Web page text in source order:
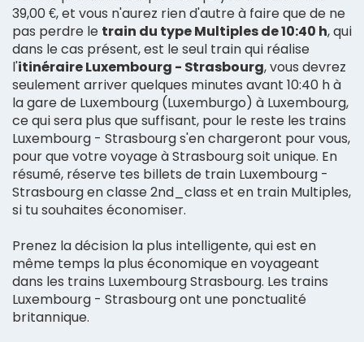
39,00 €, et vous n'aurez rien d'autre à faire que de ne
pas perdre le train du type Multiples de 10:40 h, qui
dans le cas présent, est le seul train qui réalise
l'itinéraire Luxembourg - Strasbourg, vous devrez
seulement arriver quelques minutes avant 10:40 h à
la gare de Luxembourg (Luxemburgo) à Luxembourg,
ce qui sera plus que suffisant, pour le reste les trains
Luxembourg - Strasbourg s'en chargeront pour vous,
pour que votre voyage à Strasbourg soit unique. En
résumé, réserve tes billets de train Luxembourg -
Strasbourg en classe 2nd_class et en train Multiples,
si tu souhaites économiser.
Prenez la décision la plus intelligente, qui est en
même temps la plus économique en voyageant
dans les trains Luxembourg Strasbourg. Les trains
Luxembourg - Strasbourg ont une ponctualité
britannique.